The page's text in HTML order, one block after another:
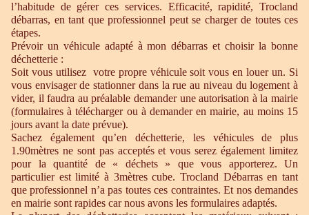
l’habitude de gérer ces services. Efficacité, rapidité, Trocland
débarras, en tant que professionnel peut se charger de toutes ces
étapes.
Prévoir un véhicule adapté à mon débarras et choisir la bonne
déchetterie :
Soit vous utilisez votre propre véhicule soit vous en louer un. Si
vous envisager de stationner dans la rue au niveau du logement à
vider, il faudra au préalable demander une autorisation à la mairie
(formulaires à télécharger ou à demander en mairie, au moins 15
jours avant la date prévue).
Sachez également qu’en déchetterie, les véhicules de plus
1.90mètres ne sont pas acceptés et vous serez également limitez
pour la quantité de « déchets » que vous apporterez. Un
particulier est limité à 3mètres cube. Trocland Débarras en tant
que professionnel n’a pas toutes ces contraintes. Et nos demandes
en mairie sont rapides car nous avons les formulaires adaptés.